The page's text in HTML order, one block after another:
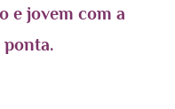
e jovem com a